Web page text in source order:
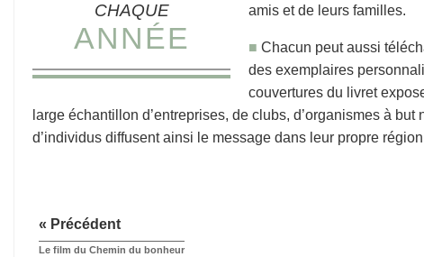
CHAQUE
ANNÉE
amis et de leurs familles.
■ Chacun peut aussi
des exemplaires
couvertures du livret
large échantillon d’entreprises, de clubs, d’organismes à
d’individus diffusent ainsi le message dans leur propre
« Précédent
Le film du Chemin du bonheur